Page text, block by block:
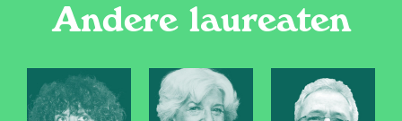
Andere laureaten